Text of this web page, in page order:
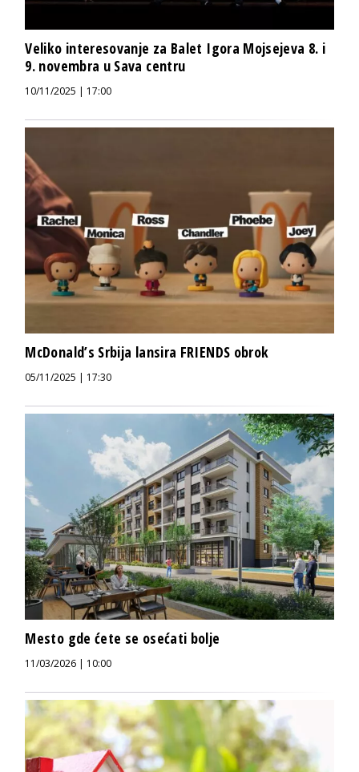
Veliko interesovanje za Balet Igora Mojsejeva 8. i
9. novembra u Sava centru
10/11/2025 | 17:00
McDonald’s Srbija lansira FRIENDS obrok
05/11/2025 | 17:30
Mesto gde ćete se osećati bolje
11/03/2026 | 10:00